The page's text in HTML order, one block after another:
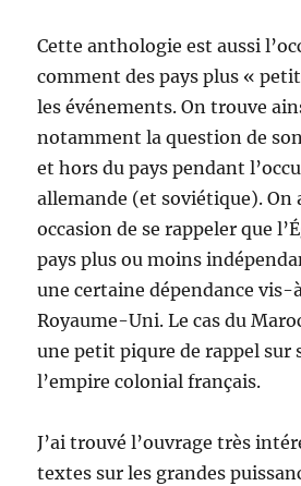
Cette anthologie est aussi
comment des pays plus «
les événements. On trouve
notamment la question de
et hors du pays pendant
allemande (et soviétique). On
occasion de se rappeler que
pays plus ou moins
une certaine dépendance vis-
Royaume-Uni. Le cas du
une petit piqure de rappel sur
l’empire colonial français.
J’ai trouvé l’ouvrage très
textes sur les grandes